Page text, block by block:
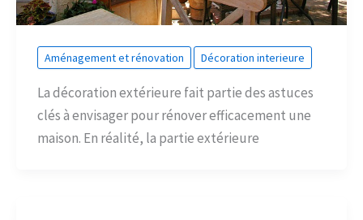
Aménagement et rénovation Décoration interieure
La décoration extérieure fait partie des astuces
clés à envisager pour rénover efficacement une
maison. En réalité, la partie extérieure